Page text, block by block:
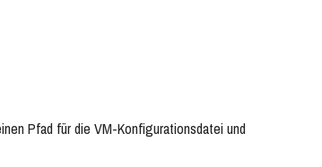
Pfad für die VM-Konfigurationsdatei und